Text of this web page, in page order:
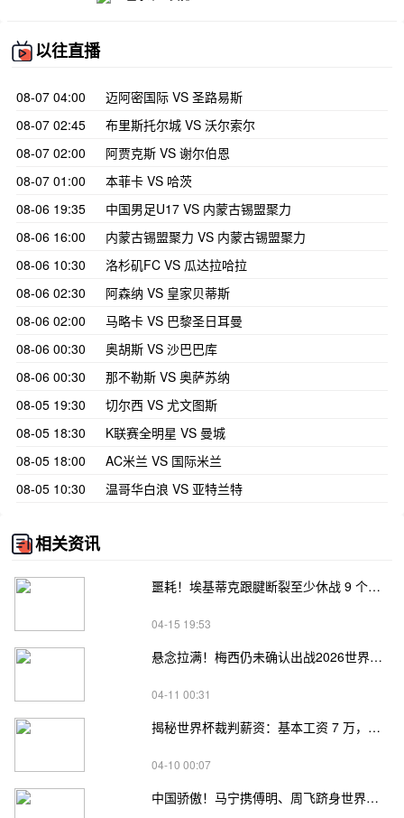
以往直播
08-07 04:00
迈阿密国际 VS 圣路易斯
08-07 02:45
布里斯托尔城 VS 沃尔索尔
08-07 02:00
阿贾克斯 VS 谢尔伯恩
08-07 01:00
本菲卡 VS 哈茨
08-06 19:35
中国男足U17 VS 内蒙古锡盟聚力
08-06 16:00
内蒙古锡盟聚力 VS 内蒙古锡盟聚力
08-06 10:30
洛杉矶FC VS 瓜达拉哈拉
08-06 02:30
阿森纳 VS 皇家贝蒂斯
08-06 02:00
马略卡 VS 巴黎圣日耳曼
08-06 00:30
奥胡斯 VS 沙巴巴库
08-06 00:30
那不勒斯 VS 奥萨苏纳
08-05 19:30
切尔西 VS 尤文图斯
08-05 18:30
K联赛全明星 VS 曼城
08-05 18:00
AC米兰 VS 国际米兰
08-05 10:30
温哥华白浪 VS 亚特兰特
相关资讯
噩耗！埃基蒂克跟腱断裂至少休战 9 个月 职业生涯遇重创 彻底无缘 2026 世界杯
04-15 19:53
悬念拉满！梅西仍未确认出战2026世界杯，TA曝4年前曾有退役念头
04-11 00:31
揭秘世界杯裁判薪资：基本工资 7 万，最高 30 万，马宁报酬成焦点
04-10 00:07
中国骄傲！马宁携傅明、周飞跻身世界杯裁判阵容，主裁身份引关注